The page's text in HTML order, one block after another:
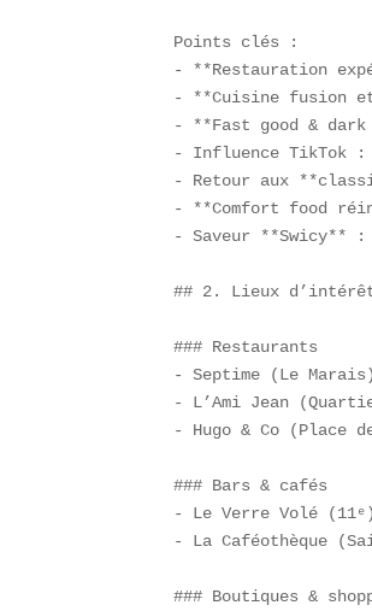
Points clés :
- **Restauration
- **Cuisine fusion
- **Fast good &
- Influence TikTok :
- Retour aux
- **Comfort food
- Saveur **Swicy** :
## 2. Lieux
### Restaurants
- Septime (Le
- L’Ami Jean
- Hugo & Co (Place
### Bars & cafés
- Le Verre Volé
- La Caféothèque
### Boutiques &